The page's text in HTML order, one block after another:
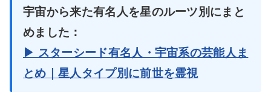
宇宙から来た有名人を星のルーツ別にまと
めました：
▶ スターシード有名人・宇宙系の芸能人ま
とめ｜星人タイプ別に前世を霊視